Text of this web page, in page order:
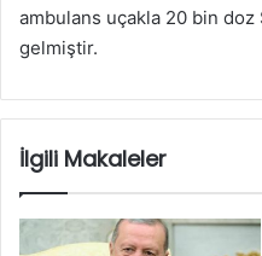
ambulans uçakla 20 bin doz
gelmiştir.
İlgili Makaleler